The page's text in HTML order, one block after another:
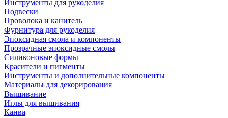
Инструменты для рукоделия
Подвески
Проволока и канитель
Фурнитура для рукоделия
Эпоксидная смола и компоненты
Прозрачные эпоксидные смолы
Силиконовые формы
Красители и пигменты
Инструменты и дополнительные компоненты
Материалы для декорирования
Вышивание
Иглы для вышивания
Канва